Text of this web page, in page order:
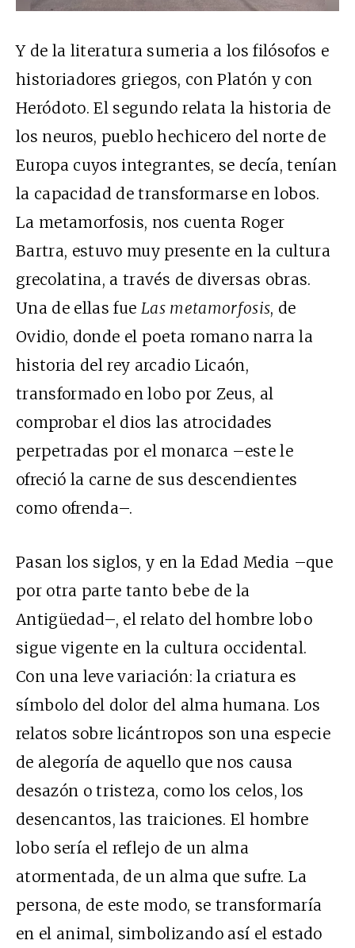
Y de la literatura sumeria a los filósofos e
historiadores griegos, con Platón y con
Heródoto. El segundo relata la historia de
los neuros, pueblo hechicero del norte de
Europa cuyos integrantes, se decía, tenían
la capacidad de transformarse en lobos.
La metamorfosis, nos cuenta Roger
Bartra, estuvo muy presente en la cultura
grecolatina, a través de diversas obras.
Una de ellas fue Las metamorfosis, de
Ovidio, donde el poeta romano narra la
historia del rey arcadio Licaón,
transformado en lobo por Zeus, al
comprobar el dios las atrocidades
perpetradas por el monarca –este le
ofreció la carne de sus descendientes
como ofrenda–.
Pasan los siglos, y en la Edad Media –que
por otra parte tanto bebe de la
Antigüedad–, el relato del hombre lobo
sigue vigente en la cultura occidental.
Con una leve variación: la criatura es
símbolo del dolor del alma humana. Los
relatos sobre licántropos son una especie
de alegoría de aquello que nos causa
desazón o tristeza, como los celos, los
desencantos, las traiciones. El hombre
lobo sería el reflejo de un alma
atormentada, de un alma que sufre. La
persona, de este modo, se transformaría
en el animal, simbolizando así el estado